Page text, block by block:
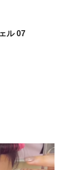
ル 07